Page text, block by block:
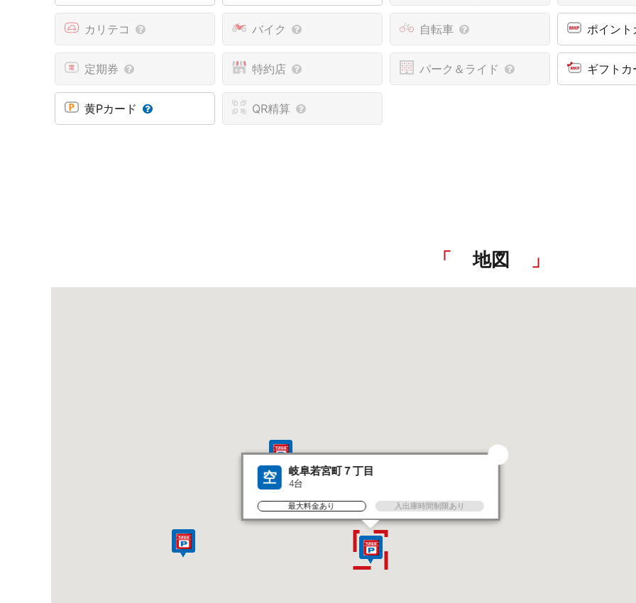
カリテコ バイク 自転車 ポイン
定期券 特約店 パーク＆ライド ギフト
黄Pカード QR精算
地図
空 岐阜若宮町７丁目
4台
最大料金あり 入出庫時間制限あり